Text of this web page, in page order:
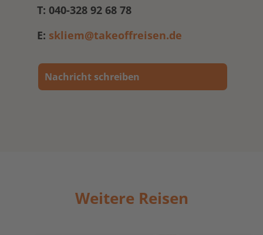
T: 040-328 92 68 78
E: skliem@takeoffreisen.de
Nachricht schreiben
Weitere Reisen